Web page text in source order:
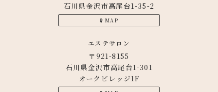
石川県金沢市高尾台1-35-2
MAP
エステサロン
〒921-8155
石川県金沢市高尾台1-301
オークビレッジ1F